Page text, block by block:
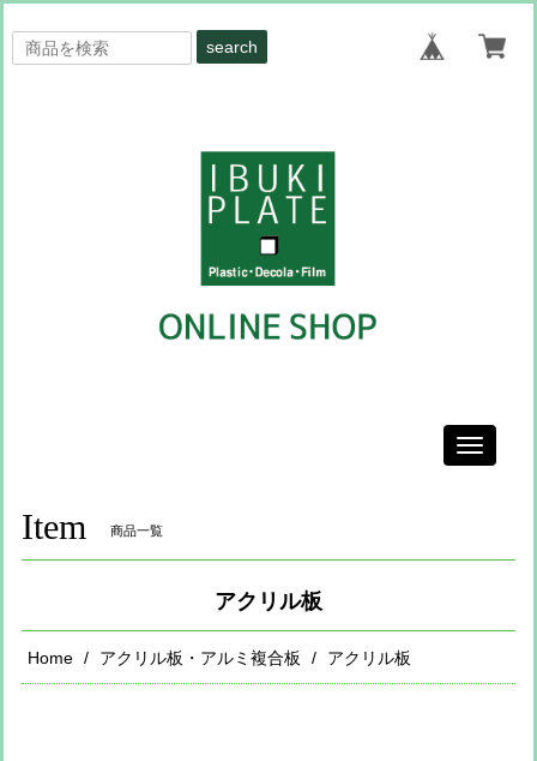
search
Toggle
Item 商品一覧
アクリル板
Home アクリル板・アルミ複合板 アクリル板